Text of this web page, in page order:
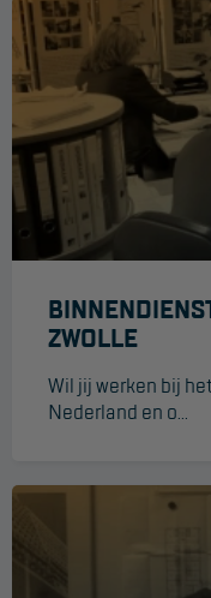
TRAPPEN
Bordestrap
Dubbele trap
Werktrappen
Werkbordes
Magazijntrap
Trailertrap
Trap accessoires
Schraag
ZWOLLE
Wil jij werken bij
Nederland en o...